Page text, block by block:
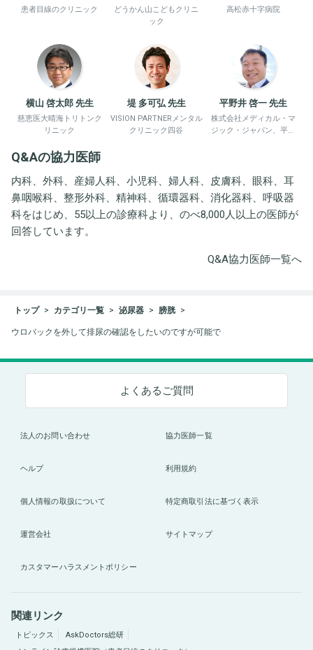
患者目線のクリニック
どうかん山こどもクリニ
ック
高松赤十字病院
横山 啓太郎 先生
慈恵医大晴海トリトンク
リニック
堤 多可弘 先生
VISION PARTNERメンタル
クリニック四谷
平野井 啓一 先生
株式会社メディカル・マ
ジック・ジャパン、平野
Q&Aの協力医師
内科、外科、産婦人科、小児科、婦人科、皮膚科、眼科、耳
鼻咽喉科、整形外科、精神科、循環器科、消化器科、呼吸器
科をはじめ、55以上の診療科より、のべ8,000人以上の医師が
回答しています。
Q&A協力医師一覧へ
トップ カテゴリ一覧 泌尿器 膀胱
ウロバックを外して排尿の確認をしたいのですが可能で
よくあるご質問
法人のお問い合わせ 協力医師一覧
ヘルプ 利用規約
個人情報の取扱について 特定商取引法に基づく表示
運営会社 サイトマップ
カスタマーハラスメントポリシー
関連リンク
トピックス
AskDoctors総研